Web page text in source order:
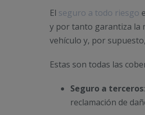
El seguro a todo riesgo
y por tanto garantiza la
vehículo y, por
Estas son todas las
Seguro a terceros
reclamación de